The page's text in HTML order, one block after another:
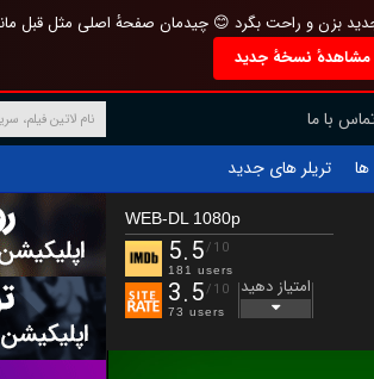
بزن و راحت بگرد 😊 چیدمان صفحهٔ اصلی مثل قبل
مشاهدهٔ نسخهٔ جدید
با ما
تریلر های جدید
WEB-DL 1080p
5.5/10
181 users
3.5/10
73 users
امتیاز دهید